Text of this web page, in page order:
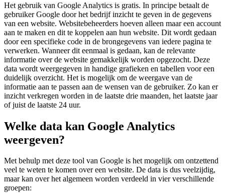
Het gebruik van Google Analytics is gratis. In principe betaalt de
gebruiker Google door het bedrijf inzicht te geven in de gegevens
van een website. Websitebeheerders hoeven alleen maar een account
aan te maken en dit te koppelen aan hun website. Dit wordt gedaan
door een specifieke code in de brongegevens van iedere pagina te
verwerken. Wanneer dit eenmaal is gedaan, kan de relevante
informatie over de website gemakkelijk worden opgezocht. Deze
data wordt weergegeven in handige grafieken en tabellen voor een
duidelijk overzicht. Het is mogelijk om de weergave van de
informatie aan te passen aan de wensen van de gebruiker. Zo kan er
inzicht verkregen worden in de laatste drie maanden, het laatste jaar
of juist de laatste 24 uur.
Welke data kan Google Analytics
weergeven?
Met behulp met deze tool van Google is het mogelijk om ontzettend
veel te weten te komen over een website. De data is dus veelzijdig,
maar kan over het algemeen worden verdeeld in vier verschillende
groepen: